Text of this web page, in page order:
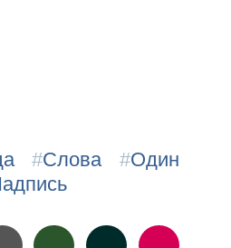
#Слова #Один